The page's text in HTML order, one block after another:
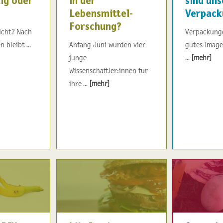
Nach
bleibt ...
Lebensmittel-
Forschung?
Anfang Juni wurden vier
junge
Wissenschaftler:innen für
ihre ... [mehr]
gutes
... [mehr]